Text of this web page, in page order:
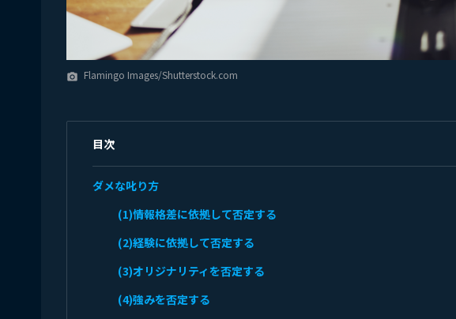
camera_alt Flamingo Images/Shutterstock.com
目次
ダメな叱り方
(1)情報格差に依拠して否定する
(2)経験に依拠して否定する
(3)オリジナリティを否定する
(4)強みを否定する